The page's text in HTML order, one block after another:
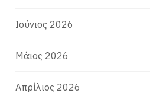
Ιούνιος 2026
Μάιος 2026
Απρίλιος 2026